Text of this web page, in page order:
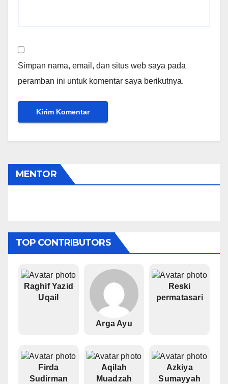
Simpan nama, email, dan situs web saya pada
peramban ini untuk komentar saya berikutnya.
MENTOR
Gusnawati
TOP CONTRIBUTORS
Raghif Yazid
Uqail
Arga Ayu
Reski
permatasari
Firda
Sudirman
Aqilah
Muadzah
Azkiya
Sumayyah